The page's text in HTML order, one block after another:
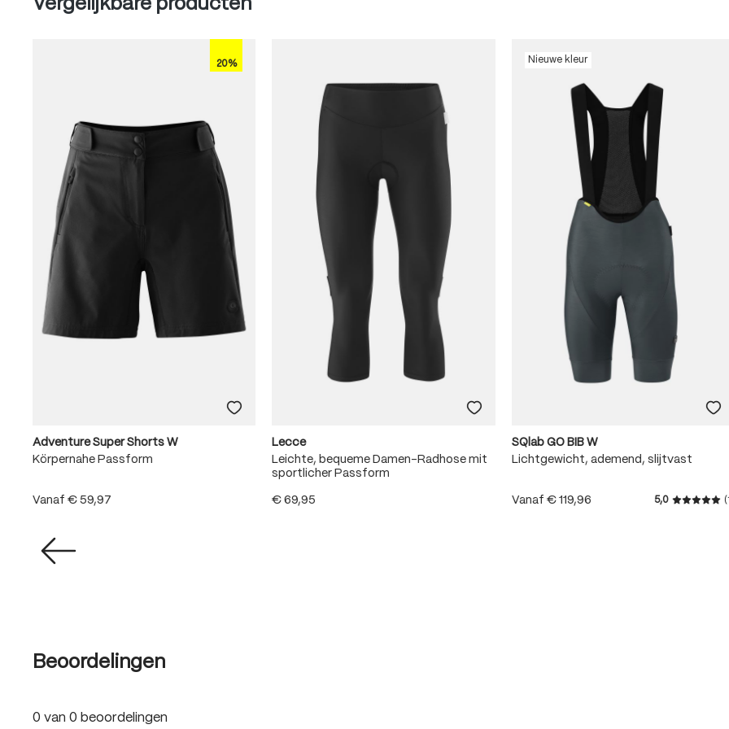
Vergelijkbare producten
20%
Adventure Super Shorts W
Körpernahe Passform
Vanaf € 59,97
Lecce
Leichte, bequeme Damen-Radhose mit
sportlicher Passform
€ 69,95
Nieuwe kleur
SQlab GO BIB W
Lichtgewicht, ademend, slijtvast
Vanaf € 119,96 5,0
Beoordelingen
0 van 0 beoordelingen